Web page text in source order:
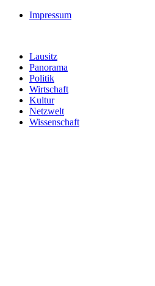
Impressum
Lausitz
Panorama
Politik
Wirtschaft
Kultur
Netzwelt
Wissenschaft